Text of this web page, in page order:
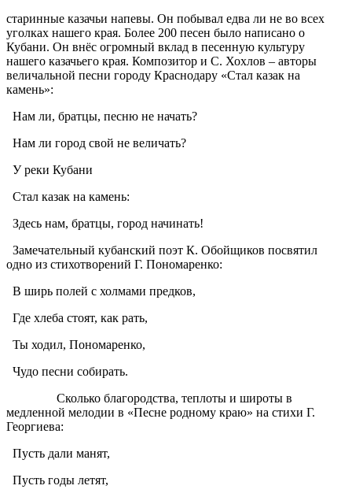
старинные казачьи напевы. Он побывал едва ли не во всех
уголках нашего края. Более 200 песен было написано о
Кубани. Он внёс огромный вклад в песенную культуру
нашего казачьего края. Композитор и С. Хохлов – авторы
величальной песни городу Краснодару «Стал казак на
камень»:
Нам ли, братцы, песню не начать?
Нам ли город свой не величать?
У реки Кубани
Стал казак на камень:
Здесь нам, братцы, город начинать!
Замечательный кубанский поэт К. Обойщиков посвятил
одно из стихотворений Г. Пономаренко:
В ширь полей с холмами предков,
Где хлеба стоят, как рать,
Ты ходил, Пономаренко,
Чудо песни собирать.
Сколько благородства, теплоты и широты в
медленной мелодии в «Песне родному краю» на стихи Г.
Георгиева:
Пусть дали манят,
Пусть годы летят,